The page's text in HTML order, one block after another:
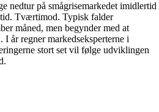
nedtur på smågrisemarkedet imidlertid
Tværtimod. Typisk falder
måned, men begynder med at
I år regner markedseksperterne i
stort set vil følge udviklingen